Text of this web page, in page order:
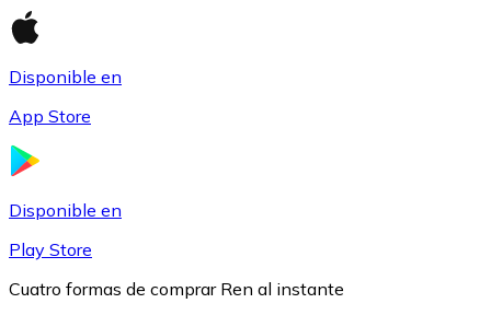
Disponible en
App Store
Disponible en
Play Store
Cuatro formas de comprar Ren al instante